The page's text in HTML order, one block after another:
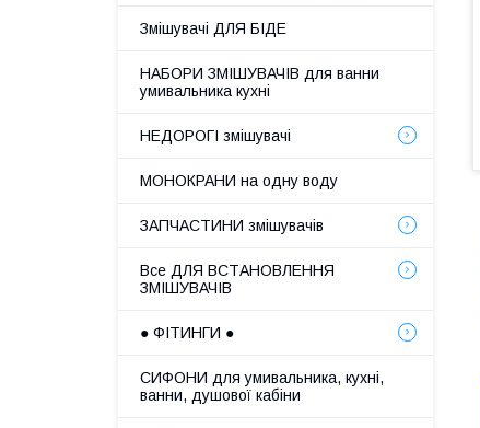
Змішувачі ДЛЯ БІДЕ
НАБОРИ ЗМІШУВАЧІВ для ванни
умивальника кухні
НЕДОРОГІ змішувачі
МОНОКРАНИ на одну воду
ЗАПЧАСТИНИ змішувачів
Все ДЛЯ ВСТАНОВЛЕННЯ
ЗМІШУВАЧІВ
● ФІТИНГИ ●
СИФОНИ для умивальника, кухні,
ванни, душової кабіни